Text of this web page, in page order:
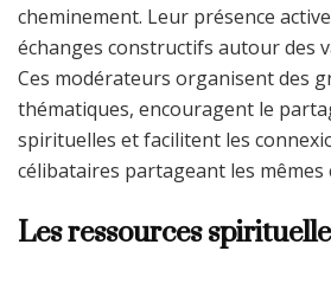
cheminement. Leur présence
échanges constructifs autour des
Ces modérateurs organisent des
thématiques, encouragent le
spirituelles et facilitent les
célibataires partageant les mêmes
Les ressources